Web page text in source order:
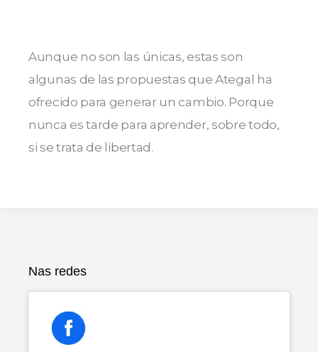
Aunque no son las únicas, estas son
algunas de las propuestas que Ategal ha
ofrecido para generar un cambio. Porque
nunca es tarde para aprender, sobre todo,
si se trata de libertad.
Nas redes